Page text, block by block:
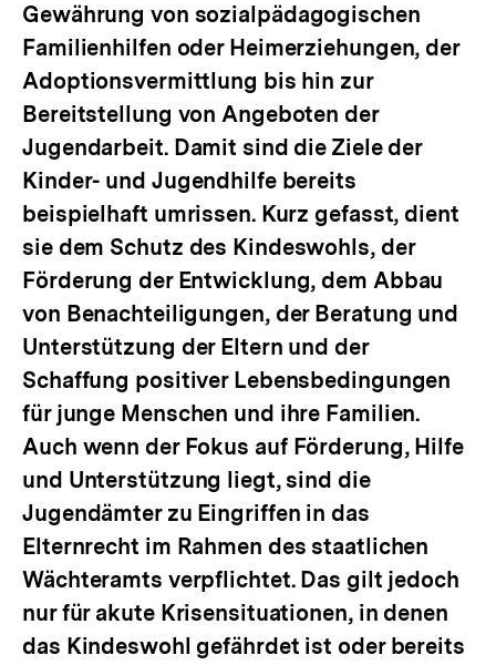
Gewährung von sozialpädagogischen
Familienhilfen oder Heimerziehungen, der
Adoptionsvermittlung bis hin zur
Bereitstellung von Angeboten der
Jugendarbeit. Damit sind die Ziele der
Kinder- und Jugendhilfe bereits
beispielhaft umrissen. Kurz gefasst, dient
sie dem Schutz des Kindeswohls, der
Förderung der Entwicklung, dem Abbau
von Benachteiligungen, der Beratung und
Unterstützung der Eltern und der
Schaffung positiver Lebensbedingungen
für junge Menschen und ihre Familien.
Auch wenn der Fokus auf Förderung, Hilfe
und Unterstützung liegt, sind die
Jugendämter zu Eingriffen in das
Elternrecht im Rahmen des staatlichen
Wächteramts verpflichtet. Das gilt jedoch
nur für akute Krisensituationen, in denen
das Kindeswohl gefährdet ist oder bereits